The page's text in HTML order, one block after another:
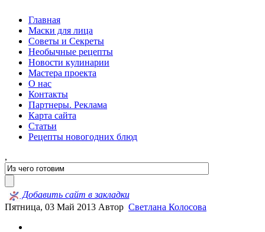
Главная
Маски для лица
Советы и Секреты
Необычные рецепты
Новости кулинарии
Мастера проекта
О нас
Контакты
Партнеры. Реклама
Карта сайта
Статьи
Рецепты новогодних блюд
,
Добавить сайт в закладки
Пятница, 03 Май 2013 Автор Светлана Колосова